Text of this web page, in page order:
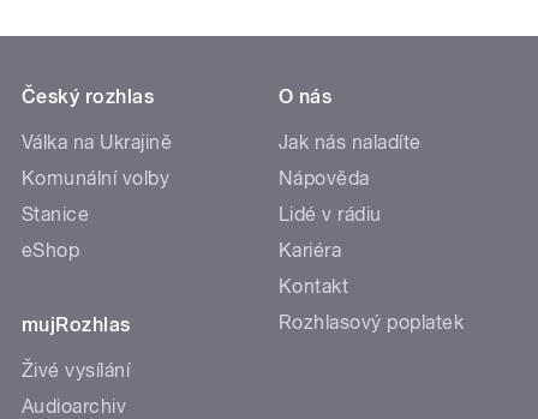
Český rozhlas
Válka na Ukrajině
Komunální volby
Stanice
eShop
mujRozhlas
Živé vysílání
Audioarchiv
O nás
Jak nás naladíte
Nápověda
Lidé v rádiu
Kariéra
Kontakt
Rozhlasový poplatek